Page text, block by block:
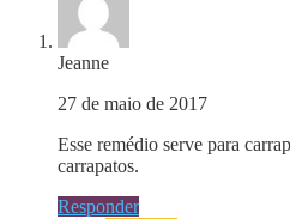
Jeanne
27 de maio de 2017
Esse remédio serve para
carrapatos.
Responder